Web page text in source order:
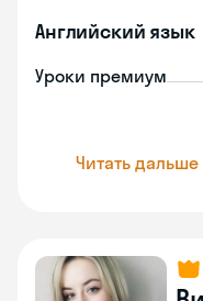
Английский язык
Уроки премиум
Читать дальше